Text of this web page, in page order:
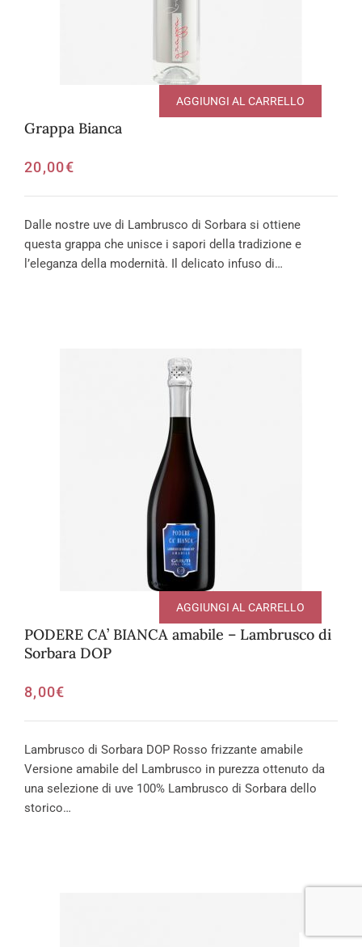
Grappa Bianca
20,00€
AGGIUNGI AL CARRELLO
Dalle nostre uve di Lambrusco di Sorbara si ottiene
questa grappa che unisce i sapori della tradizione e
l’eleganza della modernità. Il delicato infuso di…
PODERE CA’ BIANCA amabile – Lambrusco di
Sorbara DOP
8,00€
AGGIUNGI AL CARRELLO
Lambrusco di Sorbara DOP Rosso frizzante amabile
Versione amabile del Lambrusco in purezza ottenuto da
una selezione di uve 100% Lambrusco di Sorbara dello
storico…